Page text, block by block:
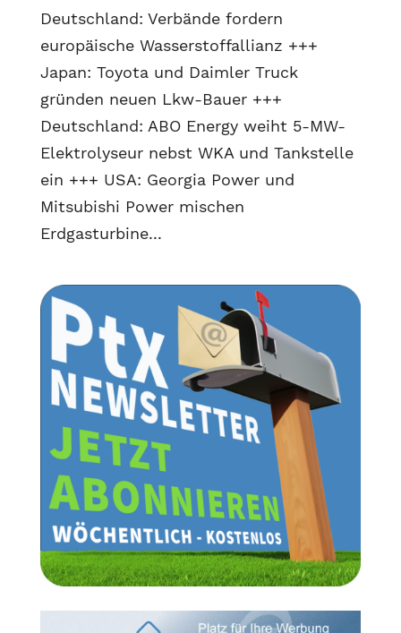
Deutschland: Verbände fordern
europäische Wasserstoffallianz +++
Japan: Toyota und Daimler Truck
gründen neuen Lkw-Bauer +++
Deutschland: ABO Energy weiht 5-MW-
Elektrolyseur nebst WKA und Tankstelle
ein +++ USA: Georgia Power und
Mitsubishi Power mischen
Erdgasturbine...